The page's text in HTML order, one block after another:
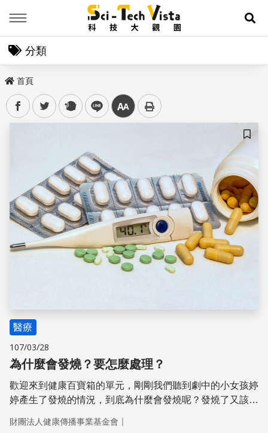
展
分類
首頁
facebooktwitter plurk line 中
儲存
醫療
107/03/28
為什麼會發燒？要怎麼處理？
歡迎來到健康百寶箱的單元，剛剛我們聽到劇中的小女孩婷
婷產生了發燒的情況，到底為什麼會發燒呢？發燒了又該怎
財團法人健康傳播事業基金會 ｜